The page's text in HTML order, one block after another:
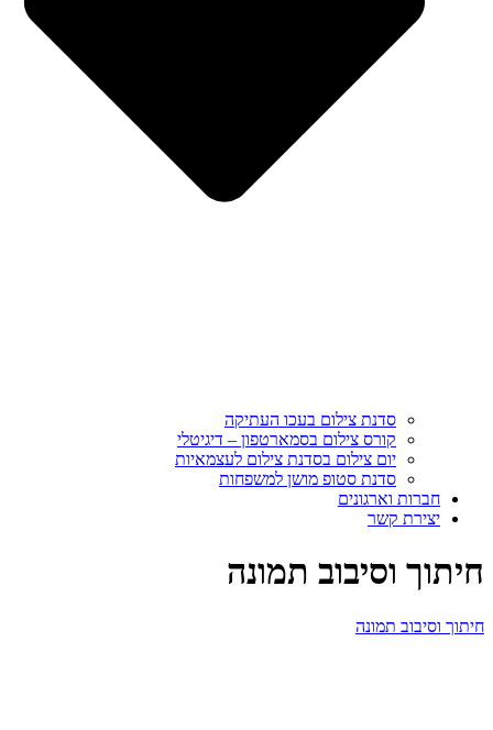
סדנת צילום בעכו העתיקה
קורס צילום בסמארטפון – דיגיטלי
יום צילום בסדנת צילום לעצמאיות
סדנת סטופ מושן למשפחות
חברות וארגונים
יצירת קשר
חיתוך וסיבוב תמונה
חיתוך וסיבוב תמונה